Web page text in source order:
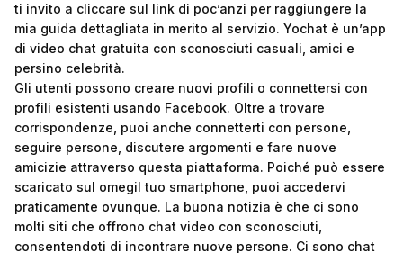
ti invito a cliccare sul link di poc’anzi per raggiungere la
mia guida dettagliata in merito al servizio. Yochat è un’app
di video chat gratuita con sconosciuti casuali, amici e
persino celebrità.
Gli utenti possono creare nuovi profili o connettersi con
profili esistenti usando Facebook. Oltre a trovare
corrispondenze, puoi anche connetterti con persone,
seguire persone, discutere argomenti e fare nuove
amicizie attraverso questa piattaforma. Poiché può essere
scaricato sul omegil tuo smartphone, puoi accedervi
praticamente ovunque. La buona notizia è che ci sono
molti siti che offrono chat video con sconosciuti,
consentendoti di incontrare nuove persone. Ci sono chat